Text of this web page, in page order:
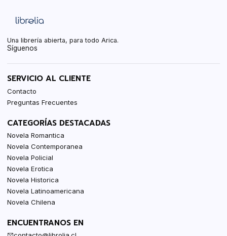
Una librería abierta, para todo Arica.
Síguenos
SERVICIO AL CLIENTE
Contacto
Preguntas Frecuentes
CATEGORÍAS DESTACADAS
Novela Romantica
Novela Contemporanea
Novela Policial
Novela Erotica
Novela Historica
Novela Latinoamericana
Novela Chilena
ENCUENTRANOS EN